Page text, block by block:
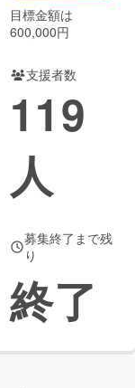
コミュニティ
目標金額は
600,000円
支援者数
119
人
募集終了まで残
り
終了